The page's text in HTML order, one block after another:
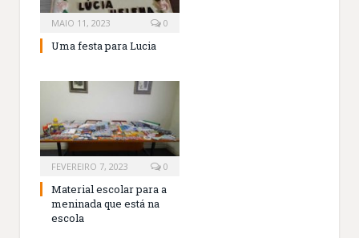
MAIO 11, 2023 0
Uma festa para Lucia
FEVEREIRO 7, 2023 0
Material escolar para a
meninada que está na
escola